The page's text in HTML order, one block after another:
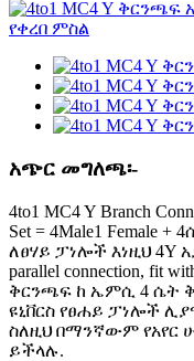
አጭር መግለጫ፡-
4to1 MC4 Y Branch
Set = 4Male1 Female
ለፀሃይ ፓነሎች እነዚህ 4Y
parallel connection, fit
ቅርንጫፍ ከ ኤምሲ 4 ሴት
ዩኒቨርስ የፀሐይ ፓነሎች
ስለዚህ በማንኛውም
ይችላሉ.